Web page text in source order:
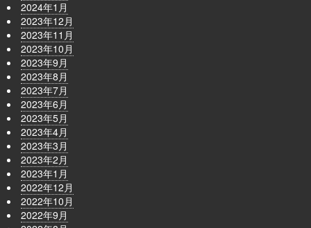
2024年1月
2023年12月
2023年11月
2023年10月
2023年9月
2023年8月
2023年7月
2023年6月
2023年5月
2023年4月
2023年3月
2023年2月
2023年1月
2022年12月
2022年10月
2022年9月